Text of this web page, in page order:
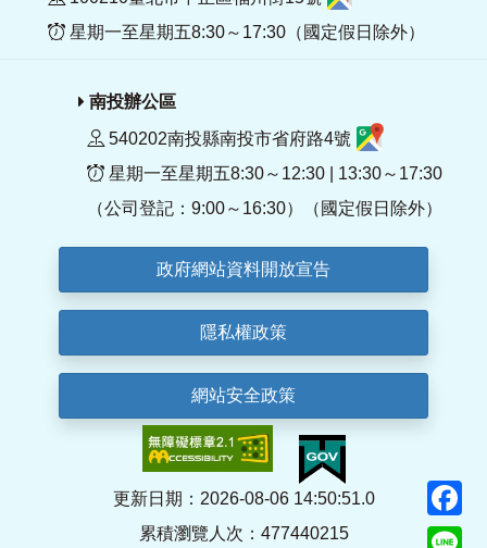
星期一至星期五8:30～17:30（國定假日除外）
南投辦公區
540202南投縣南投市省府路4號
星期一至星期五8:30～12:30 | 13:30～17:30
（公司登記：9:00～16:30）（國定假日除外）
政府網站資料開放宣告
隱私權政策
網站安全政策
更新日期：2026-08-06 14:50:51.0
累積瀏覽人次：477440215